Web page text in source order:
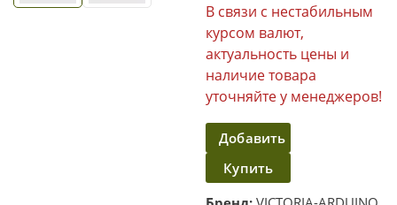
В связи с нестабильным
курсом валют,
актуальность цены и
наличие товара
уточняйте у менеджеров!
Добавить
в
корзину
Купить
в один